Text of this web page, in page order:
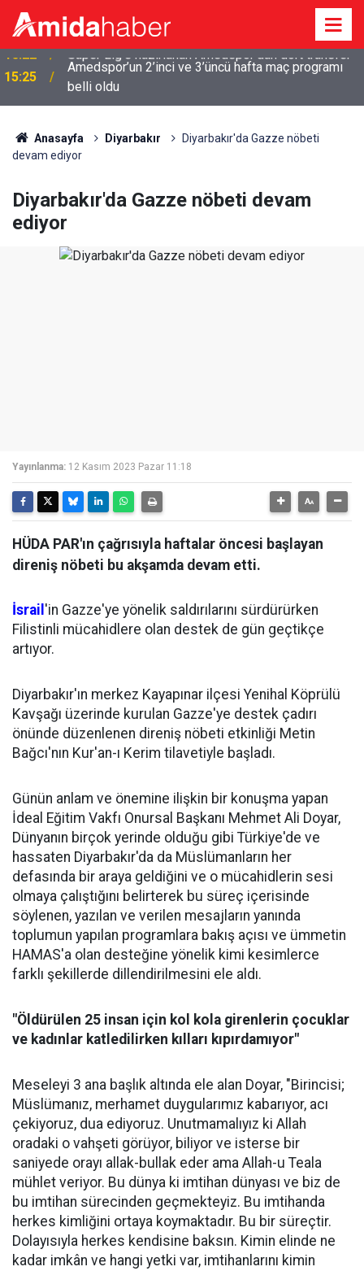
15:25
Amedspor’un 2’inci ve 3’üncü hafta maç programı
belli oldu
Anasayfa Diyarbakır
Diyarbakır'da Gazze nöbeti
devam ediyor
Diyarbakır'da Gazze nöbeti devam
ediyor
Yayınlanma: 12 Kasım 2023 Pazar 11:18
HÜDA PAR'ın çağrısıyla haftalar öncesi başlayan
direniş nöbeti bu akşamda devam etti.
İsrail 'in Gazze'ye yönelik saldırılarını sürdürürken
Filistinli mücahidlere olan destek de gün geçtikçe
artıyor.
Diyarbakır'ın merkez Kayapınar ilçesi Yenihal Köprülü
Kavşağı üzerinde kurulan Gazze'ye destek çadırı
önünde düzenlenen direniş nöbeti etkinliği Metin
Bağcı'nın Kur'an-ı Kerim tilavetiyle başladı.
Günün anlam ve önemine ilişkin bir konuşma yapan
İdeal Eğitim Vakfı Onursal Başkanı Mehmet Ali Doyar,
Dünyanın birçok yerinde olduğu gibi Türkiye'de ve
hassaten Diyarbakır'da da Müslümanların her
defasında bir araya geldiğini ve o mücahidlerin sesi
olmaya çalıştığını belirterek bu süreç içerisinde
söylenen, yazılan ve verilen mesajların yanında
toplumun yapılan programlara bakış açısı ve ümmetin
HAMAS'a olan desteğine yönelik kimi kesimlerce
farklı şekillerde dillendirilmesini ele aldı.
"Öldürülen 25 insan için kol kola girenlerin çocuklar
ve kadınlar katledilirken kılları kıpırdamıyor"
Meseleyi 3 ana başlık altında ele alan Doyar, "Birincisi;
Müslümanız, merhamet duygularımız kabarıyor, acı
çekiyoruz, dua ediyoruz. Unutmamalıyız ki Allah
oradaki o vahşeti görüyor, biliyor ve isterse bir
saniyede orayı allak-bullak eder ama Allah-u Teala
mühlet veriyor. Bu dünya ki imtihan dünyası ve biz de
bu imtihan sürecinden geçmekteyiz. Bu imtihanda
herkes kimliğini ortaya koymaktadır. Bu bir süreçtir.
Dolayısıyla herkes kendisine baksın. Kimin elinde ne
kadar imkân ve hangi yetki var, imtihanlarını kimin